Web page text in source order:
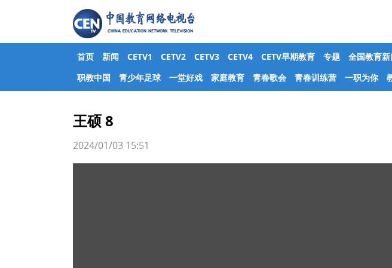
首页 新闻 CETV1 CETV2 CETV3 CETV4 CETV早期教育 专题 全国教育
职教中国
青少年足球 一堂好戏 家庭教育 青春歌会 青春训练营 一职为你
王硕 8
2024/01/03 15:51